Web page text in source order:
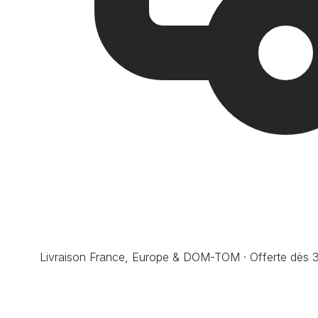
Livraison France, Europe & DOM-TOM · Offerte dès